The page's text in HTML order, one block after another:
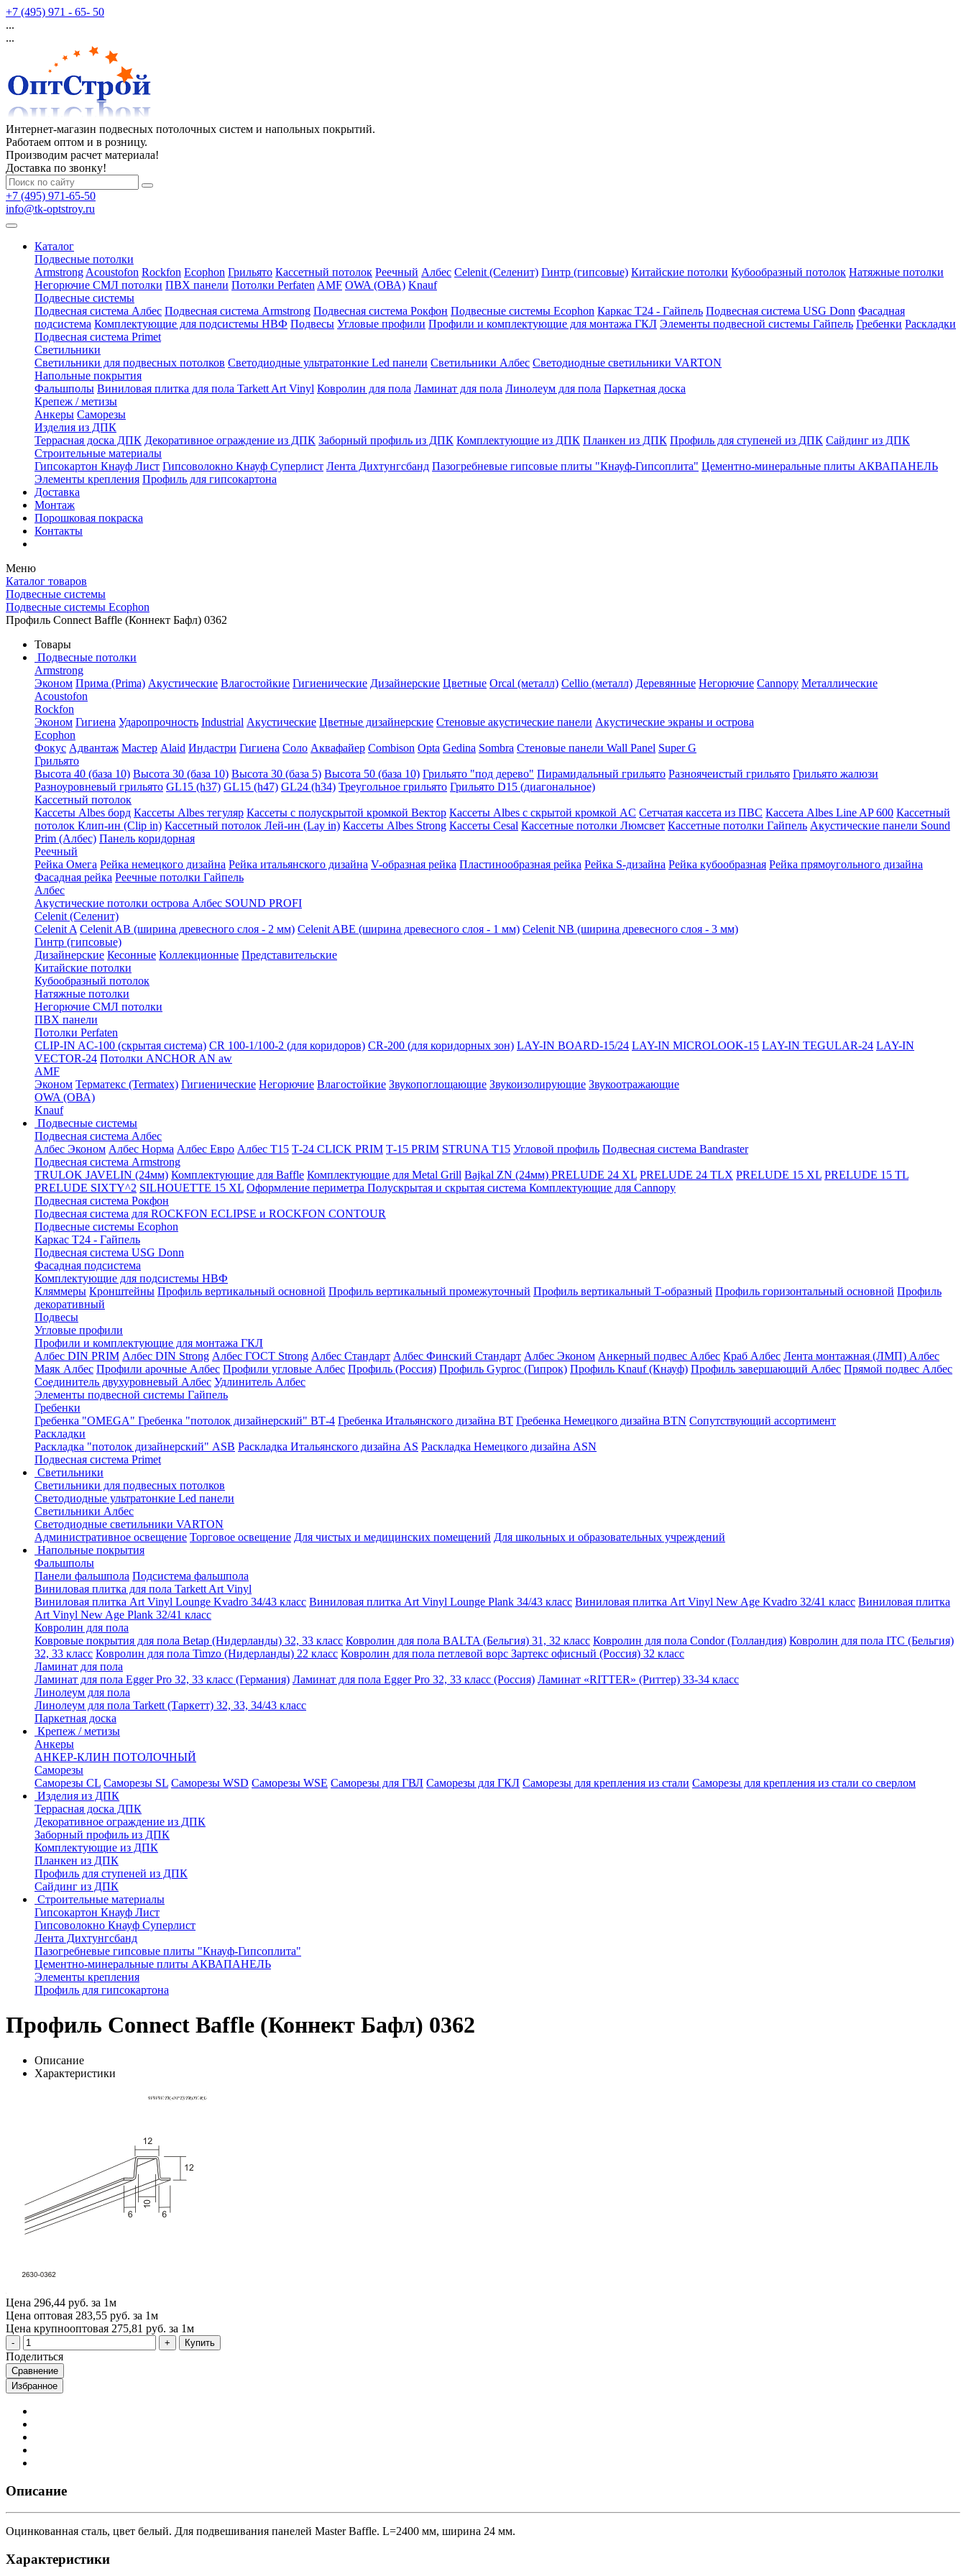
+7 (495) 971 - 65- 50
...
...
Интернет-магазин подвесных потолочных систем и напольных покрытий.
Работаем оптом и в розницу.
Производим расчет материала!
Доставка по звонку!
+7 (495) 971-65-50
info@tk-optstroy.ru
Каталог
Подвесные потолки
Armstrong Acoustofon Rockfon Ecophon Грильято Кассетный потолок Реечный Албес Celenit (Селенит) Гинтр (гипсовые) Китайские потолки Кубообразный потолок Натяжные потолки
Негорючие СМЛ потолки ПВХ панели Потолки Perfaten AMF OWA (ОВА) Knauf
Подвесные системы
Подвесная система Албес Подвесная система Armstrong Подвесная система Рокфон Подвесные системы Ecophon Каркас Т24 - Гайпель Подвесная система USG Donn Фасадная
подсистема Комплектующие для подсистемы НВФ Подвесы Угловые профили Профили и комплектующие для монтажа ГКЛ Элементы подвесной системы Гайпель Гребенки Раскладки
Подвесная система Primet
Светильники
Светильники для подвесных потолков Светодиодные ультратонкие Led панели Светильники Албес Светодиодные светильники VARTON
Напольные покрытия
Фальшполы Виниловая плитка для пола Tarkett Art Vinyl Ковролин для пола Ламинат для пола Линолеум для пола Паркетная доска
Крепеж / метизы
Анкеры Саморезы
Изделия из ДПК
Террасная доска ДПК Декоративное ограждение из ДПК Заборный профиль из ДПК Комплектующие из ДПК Планкен из ДПК Профиль для ступеней из ДПК Сайдинг из ДПК
Строительные материалы
Гипсокартон Кнауф Лист Гипсоволокно Кнауф Суперлист Лента Дихтунгсбанд Пазогребневые гипсовые плиты "Кнауф-Гипсоплита" Цементно-минеральные плиты АКВАПАНЕЛЬ
Элементы крепления Профиль для гипсокартона
Доставка
Монтаж
Порошковая покраска
Контакты
Меню
Каталог товаров
Подвесные системы
Подвесные системы Ecophon
Профиль Connect Baffle (Коннект Бафл) 0362
Товары
Подвесные потолки
Armstrong
Эконом Прима (Prima) Акустические Влагостойкие Гигиенические Дизайнерские Цветные Orcal (металл) Cellio (металл) Деревянные Негорючие Cannopy Металлические
Acoustofon
Rockfon
Эконом Гигиена Ударопрочность Industrial Акустические Цветные дизайнерские Стеновые акустические панели Акустические экраны и острова
Ecophon
Фокус Адвантаж Мастер Alaid Индастри Гигиена Соло Аквафайер Combison Opta Gedina Sombra Стеновые панели Wall Panel Super G
Грильято
Высота 40 (база 10) Высота 30 (база 10) Высота 30 (база 5) Высота 50 (база 10) Грильято "под дерево" Пирамидальный грильято Разноячеистый грильято Грильято жалюзи
Разноуровневый грильято GL15 (h37) GL15 (h47) GL24 (h34) Треугольное грильято Грильято D15 (диагональное)
Кассетный потолок
Кассеты Albes борд Кассеты Albes тегуляр Кассеты с полускрытой кромкой Вектор Кассеты Albes с скрытой кромкой AC Сетчатая кассета из ПВС Кассета Albes Line AP 600 Кассетный
потолок Клип-ин (Clip in) Кассетный потолок Лей-ин (Lay in) Кассеты Albes Strong Кассеты Cesal Кассетные потолки Люмсвет Кассетные потолки Гайпель Акустические панели Sound
Prim (Албес) Панель коридорная
Реечный
Рейка Омега Рейка немецкого дизайна Рейка итальянского дизайна V-образная рейка Пластинообразная рейка Рейка S-дизайна Рейка кубообразная Рейка прямоугольного дизайна
Фасадная рейка Реечные потолки Гайпель
Албес
Акустические потолки острова Албес SOUND PROFI
Celenit (Селенит)
Celenit A Celenit AB (ширина древесного слоя - 2 мм) Celenit ABE (ширина древесного слоя - 1 мм) Celenit NB (ширина древесного слоя - 3 мм)
Гинтр (гипсовые)
Дизайнерские Кесонные Коллекционные Представительские
Китайские потолки
Кубообразный потолок
Натяжные потолки
Негорючие СМЛ потолки
ПВХ панели
Потолки Perfaten
CLIP-IN AC-100 (скрытая система) CR 100-1/100-2 (для коридоров) CR-200 (для коридорных зон) LAY-IN BOARD-15/24 LAY-IN MICROLOOK-15 LAY-IN TEGULAR-24 LAY-IN
VECTOR-24 Потолки ANCHOR AN aw
AMF
Эконом Терматекс (Termatex) Гигиенические Негорючие Влагостойкие Звукопоглощающие Звукоизолирующие Звукоотражающие
OWA (ОВА)
Knauf
Подвесные системы
Подвесная система Албес
Албес Эконом Албес Норма Албес Евро Албес T15 Т-24 CLICK PRIM Т-15 PRIM STRUNA Т15 Угловой профиль Подвесная система Bandraster
Подвесная система Armstrong
TRULOK JAVELIN (24мм) Комплектующие для Baffle Комплектующие для Metal Grill Bajkal ZN (24мм) PRELUDE 24 XL PRELUDE 24 TLX PRELUDE 15 XL PRELUDE 15 TL
PRELUDE SIXTY^2 SILHOUETTE 15 XL Оформление периметра Полускрытая и скрытая система Комплектующие для Cannopy
Подвесная система Рокфон
Подвесная система для ROCKFON ECLIPSE и ROCKFON CONTOUR
Подвесные системы Ecophon
Каркас Т24 - Гайпель
Подвесная система USG Donn
Фасадная подсистема
Комплектующие для подсистемы НВФ
Кляммеры Кронштейны Профиль вертикальный основной Профиль вертикальный промежуточный Профиль вертикальный Т-образный Профиль горизонтальный основной Профиль
декоративный
Подвесы
Угловые профили
Профили и комплектующие для монтажа ГКЛ
Албес DIN PRIM Албес DIN Strong Албес ГОСТ Strong Албес Стандарт Албес Финский Стандарт Албес Эконом Анкерный подвес Албес Краб Албес Лента монтажная (ЛМП) Албес
Маяк Албес Профили арочные Албес Профили угловые Албес Профиль (Россия) Профиль Gyproc (Гипрок) Профиль Knauf (Кнауф) Профиль завершающий Албес Прямой подвес Албес
Соединитель двухуровневый Албес Удлинитель Албес
Элементы подвесной системы Гайпель
Гребенки
Гребенка "OMEGA" Гребенка "потолок дизайнерский" ВТ-4 Гребенка Итальянского дизайна BT Гребенка Немецкого дизайна ВТN Сопутствующий ассортимент
Раскладки
Раскладка "потолок дизайнерский" ASB Раскладка Итальянского дизайна AS Раскладка Немецкого дизайна АSN
Подвесная система Primet
Светильники
Светильники для подвесных потолков
Светодиодные ультратонкие Led панели
Светильники Албес
Светодиодные светильники VARTON
Административное освещение Торговое освещение Для чистых и медицинских помещений Для школьных и образовательных учреждений
Напольные покрытия
Фальшполы
Панели фальшпола Подсистема фальшпола
Виниловая плитка для пола Tarkett Art Vinyl
Виниловая плитка Art Vinyl Lounge Kvadro 34/43 класс Виниловая плитка Art Vinyl Lounge Plank 34/43 класс Виниловая плитка Art Vinyl New Age Kvadro 32/41 класс Виниловая плитка
Art Vinyl New Age Plank 32/41 класс
Ковролин для пола
Ковровые покрытия для пола Betap (Нидерланды) 32, 33 класс Ковролин для пола BALTA (Бельгия) 31, 32 класс Ковролин для пола Condor (Голландия) Ковролин для пола ITC (Бельгия)
32, 33 класс Ковролин для пола Timzo (Нидерланды) 22 класс Ковролин для пола петлевой ворс Зартекс офисный (Россия) 32 класс
Ламинат для пола
Ламинат для пола Egger Pro 32, 33 класс (Германия) Ламинат для пола Egger Pro 32, 33 класс (Россия) Ламинат «RITTER» (Риттер) 33-34 класс
Линолеум для пола
Линолеум для пола Tarkett (Таркетт) 32, 33, 34/43 класс
Паркетная доска
Крепеж / метизы
Анкеры
АНКЕР-КЛИН ПОТОЛОЧНЫЙ
Саморезы
Саморезы CL Саморезы SL Саморезы WSD Саморезы WSE Саморезы для ГВЛ Саморезы для ГКЛ Саморезы для крепления из стали Саморезы для крепления из стали со сверлом
Изделия из ДПК
Террасная доска ДПК
Декоративное ограждение из ДПК
Заборный профиль из ДПК
Комплектующие из ДПК
Планкен из ДПК
Профиль для ступеней из ДПК
Сайдинг из ДПК
Строительные материалы
Гипсокартон Кнауф Лист
Гипсоволокно Кнауф Суперлист
Лента Дихтунгсбанд
Пазогребневые гипсовые плиты "Кнауф-Гипсоплита"
Цементно-минеральные плиты АКВАПАНЕЛЬ
Элементы крепления
Профиль для гипсокартона
Профиль Connect Baffle (Коннект Бафл) 0362
Описание
Характеристики
Цена 296,44 руб. за 1м
Цена оптовая 283,55 руб. за 1м
Цена крупнооптовая 275,81 руб. за 1м
Купить
Поделиться
Сравнение
Избранное
Описание
Оцинкованная сталь, цвет белый. Для подвешивания панелей Master Baffle. L=2400 мм, ширина 24 мм.
Характеристики